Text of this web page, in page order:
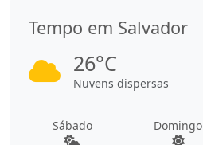
Tempo em Salvador
26°C
Nuvens dispersas
Sábado Domingo